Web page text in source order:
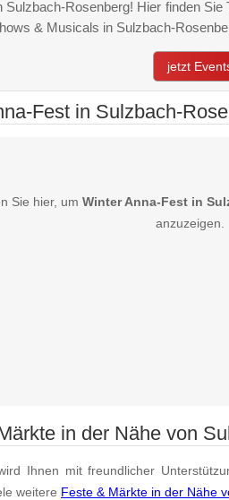
Sulzbach-Rosenberg! Hier finden
& Musicals in Sulzbach-
jetzt
Fest in Sulzbach-
Sie hier, um Winter Anna-Fest in
anzuzeigen.
in der Nähe von
Ihnen mit freundlicher
weitere Feste & Märkte in der Nähe